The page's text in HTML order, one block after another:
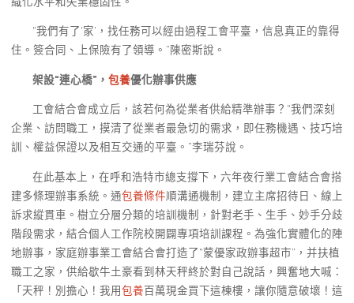
“我們有了‘家’，找任務可以經由過程工會平臺，信息真正的靠得
住。簽合同、上保險有了領導。”陳密斯說。
架設“連心橋”， 包養優化辦事供應
工會結合會成立后，該若何為從業者供給精準辦事？“我們深刻
企業、訪問職工，摸清了從業者最急切的需求，即任務機遇、技巧培
訓、權益保證以及相互交通的平臺。”李瑞芬說。
在此基本上，在呼和浩特市總支撐下，六年夜行業工會結合會搭
建多條理辦事系統。通包養條件順溝通機制，建立主席招待日、線上
訴求縱貫車。樹立分層分類的培訓機制，針對老手、生手、妙手分歧
階段需求，結合個人工作院校開闢專項培訓課程。為強化實體化的陣
地辦事，家庭辦事業工會結合會打造了“蒙優家政辦事超市”，并扶植
職工之家，供給歇牛土豪看到林天秤終於對自己說話，興奮地大喊：
「天秤！別擔心！我用包養百萬現金買下這棟樓，讓你隨意破壞！這